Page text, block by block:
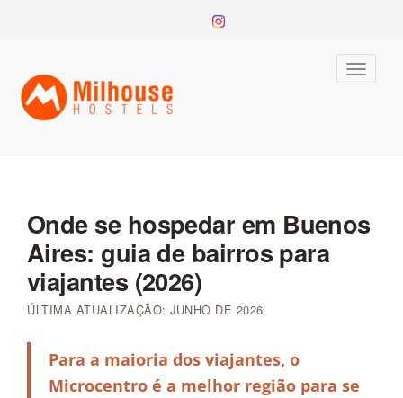
Toggle
Onde se hospedar em Buenos
Aires: guia de bairros para
viajantes (2026)
ÚLTIMA ATUALIZAÇÃO: JUNHO DE 2026
Para a maioria dos viajantes, o
Microcentro é a melhor região para se